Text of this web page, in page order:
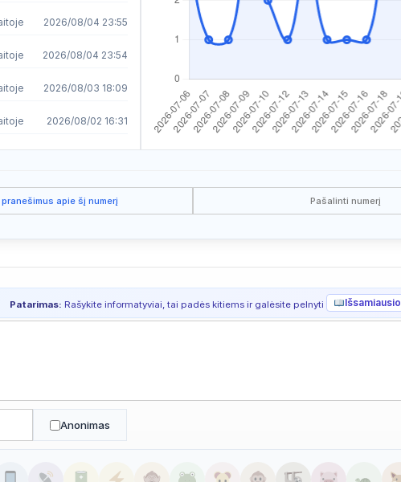
2026/08/04 23:55
2026/08/04 23:54
2026/08/03 18:09
2026/08/02 16:31
2026/07/29 12:24
2026/07/28 03:20
2026/07/28 03:13
2026/07/23 20:53
2026/07/23 17:21
apie šį numerį Pašalinti numerį
Patarimas: Rašykite informatyviai, tai padės kitiems ir galėsite pelnyti Išsamiausio
Anonimas